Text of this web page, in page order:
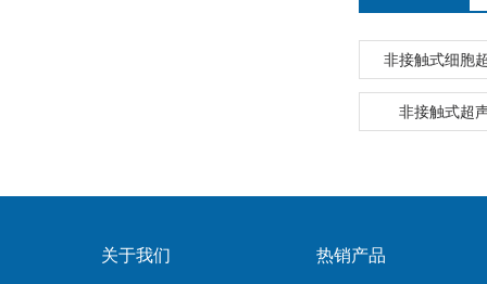
非接触式细胞
非接触式超
关于我们 热销产品